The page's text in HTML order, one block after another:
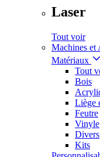
Laser
Tout voir
Machines et
Matériaux
Tout
Bois
Liège
Feutre
Vinyle
Divers
Kits